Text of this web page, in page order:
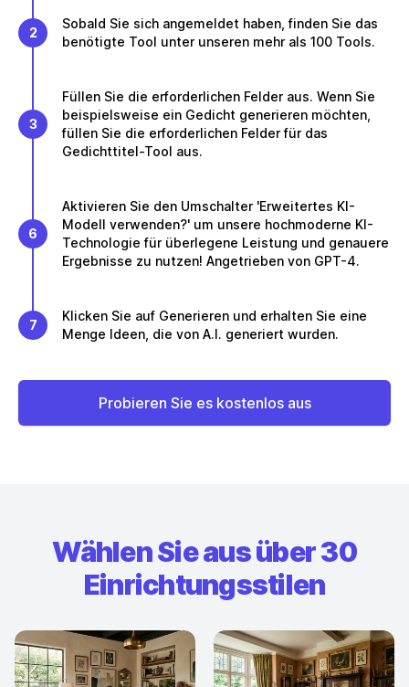
2
Sobald Sie sich angemeldet haben, finden Sie das
benötigte Tool unter unseren mehr als 100 Tools.
3
Füllen Sie die erforderlichen Felder aus. Wenn Sie
beispielsweise ein Gedicht generieren möchten,
füllen Sie die erforderlichen Felder für das
Gedichttitel-Tool aus.
6
Aktivieren Sie den Umschalter 'Erweitertes KI-
Modell verwenden?' um unsere hochmoderne KI-
Technologie für überlegene Leistung und genauere
Ergebnisse zu nutzen! Angetrieben von GPT-4.
7
Klicken Sie auf Generieren und erhalten Sie eine
Menge Ideen, die von A.I. generiert wurden.
Probieren Sie es kostenlos aus
Wählen Sie aus über 30
Einrichtungsstilen